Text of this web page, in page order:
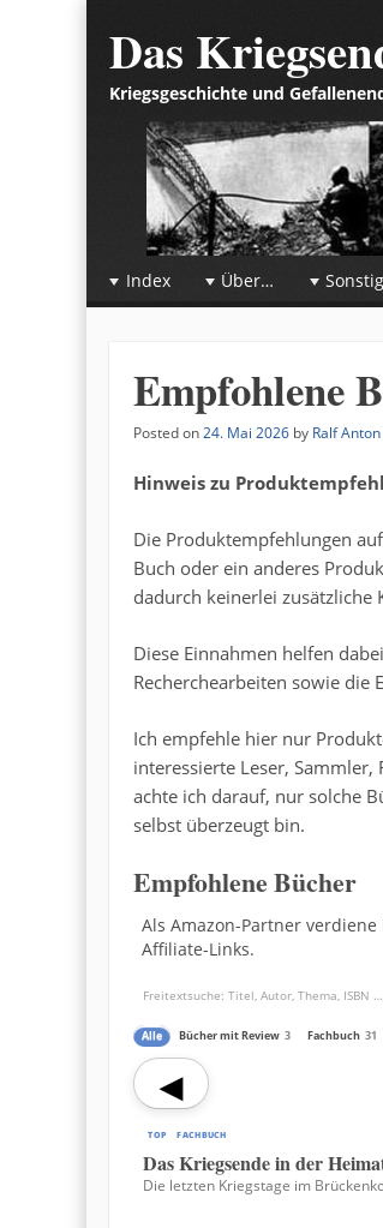
Das
Kriegsgeschichte und
☰Menu
Skip to content
Index Über…
Empfohlene
Posted on 24. Mai 2026by Ralf
Hinweis zu
Die Produktempfehlungen
Buch oder ein anderes
dadurch keinerlei zusätzliche
Diese Einnahmen helfen
Recherchearbeiten sowie
Ich empfehle hier nur
interessierte Leser,
achte ich darauf, nur solche
selbst überzeugt bin.
Empfohlene Bücher
Als Amazon-Partner
Affiliate-Links.
Buchempfehlungen
Alle
Bücher mit Review 3 Fachbuch 31
TOP FACHBUCH
Das Kriegsende in der
Die letzten Kriegstage im